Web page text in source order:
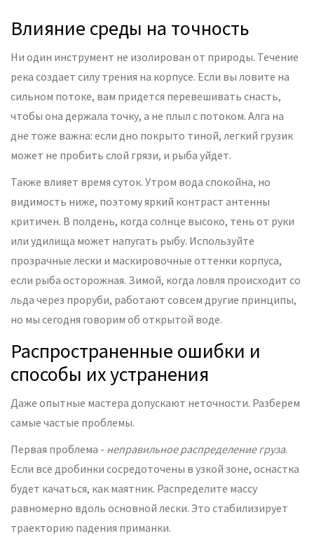
Влияние среды на точность
Ни один инструмент не изолирован от природы. Течение
река создает силу трения на корпусе. Если вы ловите на
сильном потоке, вам придется перевешивать снасть,
чтобы она держала точку, а не плыл с потоком. Алга на
дне тоже важна: если дно покрыто тиной, легкий грузик
может не пробить слой грязи, и рыба уйдет.
Также влияет время суток. Утром вода спокойна, но
видимость ниже, поэтому яркий контраст антенны
критичен. В полдень, когда солнце высоко, тень от руки
или удилища может напугать рыбу. Используйте
прозрачные лески и маскировочные оттенки корпуса,
если рыба осторожная. Зимой, когда ловля происходит со
льда через проруби, работают совсем другие принципы,
но мы сегодня говорим об открытой воде.
Распространенные ошибки и
способы их устранения
Даже опытные мастера допускают неточности. Разберем
самые частые проблемы.
Первая проблема - неправильное распределение груза.
Если все дробинки сосредоточены в узкой зоне, оснастка
будет качаться, как маятник. Распределите массу
равномерно вдоль основной лески. Это стабилизирует
траекторию падения приманки.